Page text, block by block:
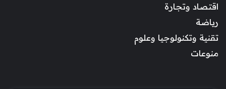
اقتصاد وتجارة
رياضة
تقنية وتكنولوجيا وعلوم
منوعات